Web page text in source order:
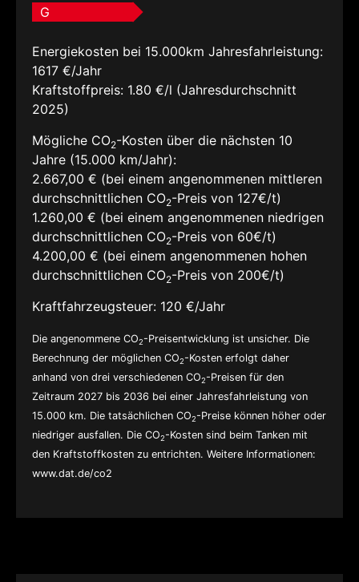
G
Energiekosten bei 15.000km Jahresfahrleistung:
1617 €/Jahr
Kraftstoffpreis: 1.80 €/l (Jahresdurchschnitt
2025)
Mögliche CO2-Kosten über die nächsten 10
Jahre (15.000 km/Jahr):
2.667,00 € (bei einem angenommenen mittleren
durchschnittlichen CO2-Preis von 127€/t)
1.260,00 € (bei einem angenommenen niedrigen
durchschnittlichen CO2-Preis von 60€/t)
4.200,00 € (bei einem angenommenen hohen
durchschnittlichen CO2-Preis von 200€/t)
Kraftfahrzeugsteuer: 120 €/Jahr
Die angenommene CO2-Preisentwicklung ist unsicher. Die
Berechnung der möglichen CO2-Kosten erfolgt daher
anhand von drei verschiedenen CO2-Preisen für den
Zeitraum 2027 bis 2036 bei einer Jahresfahrleistung von
15.000 km. Die tatsächlichen CO2-Preise können höher oder
niedriger ausfallen. Die CO2-Kosten sind beim Tanken mit
den Kraftstoffkosten zu entrichten. Weitere Informationen:
www.dat.de/co2